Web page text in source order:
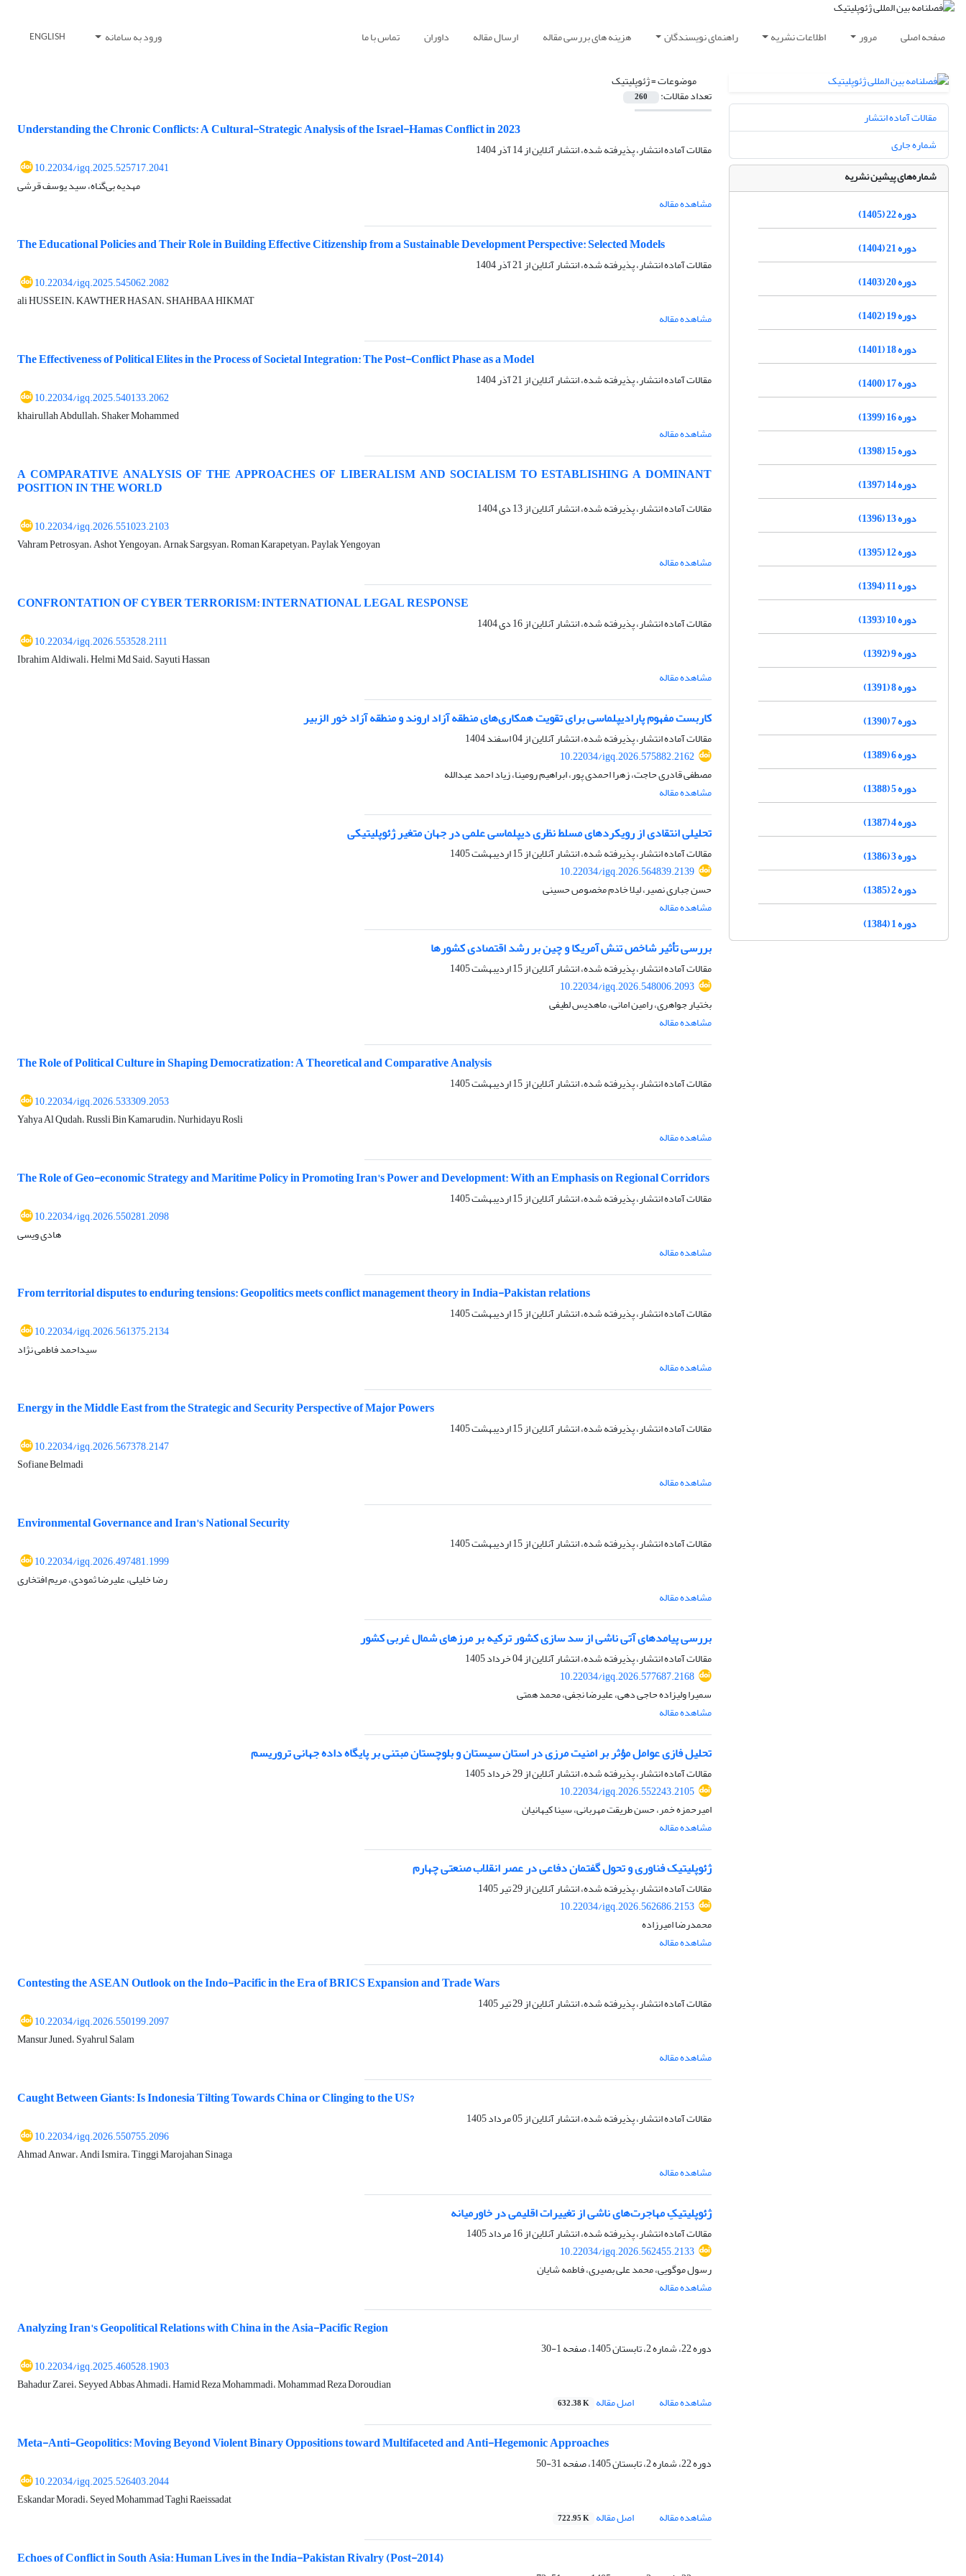
صفحه اصلی مرور اطلاعات نشریه راهنمای نویسندگان هزینه های بررسی مقاله ارسال مقاله داوران تماس با ما ورود به سامانه ENGLISH
موضوعات =ژئوپلیتیک
تعداد مقالات: 260
Understanding the Chronic Conflicts: A Cultural-Strategic Analysis of the Israel-Hamas Conflict in 2023
مقالات آماده انتشار، پذیرفته شده، انتشار آنلاین از14 آذر 1404
10.22034/igq.2025.525717.2041
مهدیه بی‌گناه، سید یوسف قرشی
مشاهده مقاله
The Educational Policies and Their Role in Building Effective Citizenship from a Sustainable Development Perspective: Selected Models
مقالات آماده انتشار، پذیرفته شده، انتشار آنلاین از21 آذر 1404
10.22034/igq.2025.545062.2082
ali HUSSEIN، KAWTHER HASAN، SHAHBAA HIKMAT
مشاهده مقاله
The Effectiveness of Political Elites in the Process of Societal Integration: The Post-Conflict Phase as a Model
مقالات آماده انتشار، پذیرفته شده، انتشار آنلاین از21 آذر 1404
10.22034/igq.2025.540133.2062
khairullah Abdullah، Shaker Mohammed
مشاهده مقاله
A COMPARATIVE ANALYSIS OF THE APPROACHES OF LIBERALISM AND SOCIALISM TO ESTABLISHING A DOMINANT
POSITION IN THE WORLD
مقالات آماده انتشار، پذیرفته شده، انتشار آنلاین از13 دی 1404
10.22034/igq.2026.551023.2103
Vahram Petrosyan، Ashot Yengoyan، Arnak Sargsyan، Roman Karapetyan، Paylak Yengoyan
مشاهده مقاله
CONFRONTATION OF CYBER TERRORISM: INTERNATIONAL LEGAL RESPONSE
مقالات آماده انتشار، پذیرفته شده، انتشار آنلاین از16 دی 1404
10.22034/igq.2026.553528.2111
Ibrahim Aldiwali، Helmi Md Said، Sayuti Hassan
مشاهده مقاله
کاربست مفهوم پارادیپلماسی برای تقویت همکاری‌های منطقه آزاد اروند و منطقه آزاد خور الزبیر
مقالات آماده انتشار، پذیرفته شده، انتشار آنلاین از04 اسفند 1404
10.22034/igq.2026.575882.2162
مصطفی قادری حاجت، زهرا احمدی پور، ابراهیم رومینا، زیاد احمد عبدالله
مشاهده مقاله
تحلیلی انتقادی از رویکردهای مسلط نظری دیپلماسی علمی در جهان متغیر ژئوپلیتیکی
مقالات آماده انتشار، پذیرفته شده، انتشار آنلاین از15 اردیبهشت 1405
10.22034/igq.2026.564839.2139
حسن جباری نصیر، لیلا خادم مخصوص حسینی
مشاهده مقاله
بررسی تأثیر شاخص تنش آمریکا و چین بر رشد اقتصادی کشورها
مقالات آماده انتشار، پذیرفته شده، انتشار آنلاین از15 اردیبهشت 1405
10.22034/igq.2026.548006.2093
بختیار جواهری، رامین امانی، ماهدیس لطیفی
مشاهده مقاله
The Role of Political Culture in Shaping Democratization: A Theoretical and Comparative Analysis
مقالات آماده انتشار، پذیرفته شده، انتشار آنلاین از15 اردیبهشت 1405
10.22034/igq.2026.533309.2053
Yahya Al Qudah، Russli Bin Kamarudin، Nurhidayu Rosli
مشاهده مقاله
The Role of Geo-economic Strategy and Maritime Policy in Promoting Iran's Power and Development: With an Emphasis on Regional Corridors
مقالات آماده انتشار، پذیرفته شده، انتشار آنلاین از15 اردیبهشت 1405
10.22034/igq.2026.550281.2098
هادی ویسی
مشاهده مقاله
From territorial disputes to enduring tensions: Geopolitics meets conflict management theory in India-Pakistan relations
مقالات آماده انتشار، پذیرفته شده، انتشار آنلاین از15 اردیبهشت 1405
10.22034/igq.2026.561375.2134
سیداحمد فاطمی نژاد
مشاهده مقاله
Energy in the Middle East from the Strategic and Security Perspective of Major Powers
مقالات آماده انتشار، پذیرفته شده، انتشار آنلاین از15 اردیبهشت 1405
10.22034/igq.2026.567378.2147
Sofiane Belmadi
مشاهده مقاله
Environmental Governance and Iran's National Security
مقالات آماده انتشار، پذیرفته شده، انتشار آنلاین از15 اردیبهشت 1405
10.22034/igq.2026.497481.1999
رضا خلیلی، علیرضا ثمودی، مریم افتخاری
مشاهده مقاله
بررسی پیامدهای آتی ناشی از سد سازی کشور ترکیه بر مرزهای شمال غربی کشور
مقالات آماده انتشار، پذیرفته شده، انتشار آنلاین از04 خرداد 1405
10.22034/igq.2026.577687.2168
سمیرا ولیزاده حاجی دهی، علیرضا نجفی، محمد همتی
مشاهده مقاله
تحلیل فازی عوامل مؤثر بر امنیت مرزی در استان سیستان و بلوچستان مبتنی بر پایگاه داده جهانی تروریسم
مقالات آماده انتشار، پذیرفته شده، انتشار آنلاین از29 خرداد 1405
10.22034/igq.2026.552243.2105
امیرحمزه خمر، حسن طریقت مهربانی، سینا کیهانیان
مشاهده مقاله
ژئوپلیتیک فناوری و تحول گفتمان دفاعی در عصر انقلاب صنعتی چهارم
مقالات آماده انتشار، پذیرفته شده، انتشار آنلاین از29 تیر 1405
10.22034/igq.2026.562686.2153
محمدرضا امیرزاده
مشاهده مقاله
Contesting the ASEAN Outlook on the Indo-Pacific in the Era of BRICS Expansion and Trade Wars
مقالات آماده انتشار، پذیرفته شده، انتشار آنلاین از29 تیر 1405
10.22034/igq.2026.550199.2097
Mansur Juned، Syahrul Salam
مشاهده مقاله
Caught Between Giants: Is Indonesia Tilting Towards China or Clinging to the US?
مقالات آماده انتشار، پذیرفته شده، انتشار آنلاین از05 مرداد 1405
10.22034/igq.2026.550755.2096
Ahmad Anwar، Andi Ismira، Tinggi Marojahan Sinaga
مشاهده مقاله
ژئوپلیتیکِ مهاجرت‌های ناشی از تغییرات اقلیمی در خاورمیانه
مقالات آماده انتشار، پذیرفته شده، انتشار آنلاین از16 مرداد 1405
10.22034/igq.2026.562455.2133
رسول موگویی، محمد علی بصیری، فاطمه شایان
مشاهده مقاله
Analyzing Iran's Geopolitical Relations with China in the Asia-Pacific Region
دوره 22، شماره 2، تابستان 1405، صفحه
1-30
10.22034/igq.2025.460528.1903
Bahadur Zarei، Seyyed Abbas Ahmadi، Hamid Reza Mohammadi، Mohammad Reza Doroudian
مشاهده مقاله
اصل مقاله 632.38 K
Meta-Anti-Geopolitics: Moving Beyond Violent Binary Oppositions toward Multifaceted and Anti-Hegemonic Approaches
دوره 22، شماره 2، تابستان 1405، صفحه
31-50
10.22034/igq.2025.526403.2044
Eskandar Moradi، Seyed Mohammad Taghi Raeissadat
مشاهده مقاله
اصل مقاله 722.95 K
Echoes of Conflict in South Asia: Human Lives in the India-Pakistan Rivalry (Post-2014)
مقالات آماده انتشار
شماره جاری
شماره‌های پیشین نشریه
دوره 22 (1405)
دوره 21 (1404)
دوره 20 (1403)
دوره 19 (1402)
دوره 18 (1401)
دوره 17 (1400)
دوره 16 (1399)
دوره 15 (1398)
دوره 14 (1397)
دوره 13 (1396)
دوره 12 (1395)
دوره 11 (1394)
دوره 10 (1393)
دوره 9 (1392)
دوره 8 (1391)
دوره 7 (1390)
دوره 6 (1389)
دوره 5 (1388)
دوره 4 (1387)
دوره 3 (1386)
دوره 2 (1385)
دوره 1 (1384)